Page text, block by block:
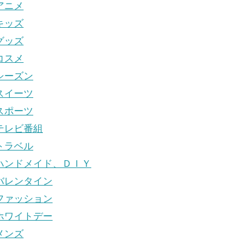
ニメ
ッズ
ッズ
スメ
ーズン
イーツ
ポーツ
レビ番組
ラベル
ンドメイド、ＤＩＹ
レンタイン
ァッション
ワイトデー
ンズ